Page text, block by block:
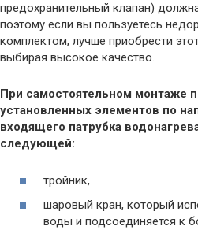
предохранительный клапан)
поэтому если вы пользуетесь
комплектом, лучше приобрести
выбирая высокое качество.
При самостоятельном монтаже
установленных элементов по
входящего патрубка
следующей:
тройник,
шаровый кран, который
воды и подсоединяется к